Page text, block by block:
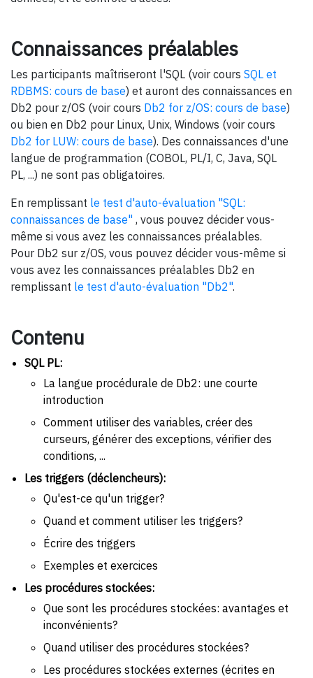
Connaissances préalables
Les participants maîtriseront l'SQL (voir cours SQL et
RDBMS: cours de base) et auront des connaissances en
Db2 pour z/OS (voir cours Db2 for z/OS: cours de base)
ou bien en Db2 pour Linux, Unix, Windows (voir cours
Db2 for LUW: cours de base). Des connaissances d'une
langue de programmation (COBOL, PL/I, C, Java, SQL
PL, ...) ne sont pas obligatoires.
En remplissant le test d'auto-évaluation "SQL:
connaissances de base" , vous pouvez décider vous-
même si vous avez les connaissances préalables.
Pour Db2 sur z/OS, vous pouvez décider vous-même si
vous avez les connaissances préalables Db2 en
remplissant le test d'auto-évaluation "Db2".
Contenu
SQL PL:
La langue procédurale de Db2: une courte
introduction
Comment utiliser des variables, créer des
curseurs, générer des exceptions, vérifier des
conditions, ...
Les triggers (déclencheurs):
Qu'est-ce qu'un trigger?
Quand et comment utiliser les triggers?
Écrire des triggers
Exemples et exercices
Les procédures stockées:
Que sont les procédures stockées: avantages et
inconvénients?
Quand utiliser des procédures stockées?
Les procédures stockées externes (écrites en